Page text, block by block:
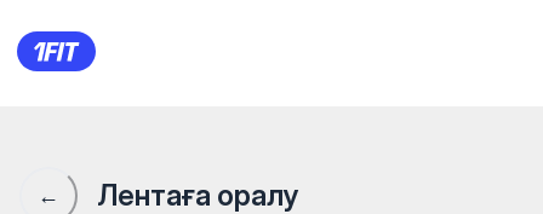
"Точка спорта "
← Лентаға оралу